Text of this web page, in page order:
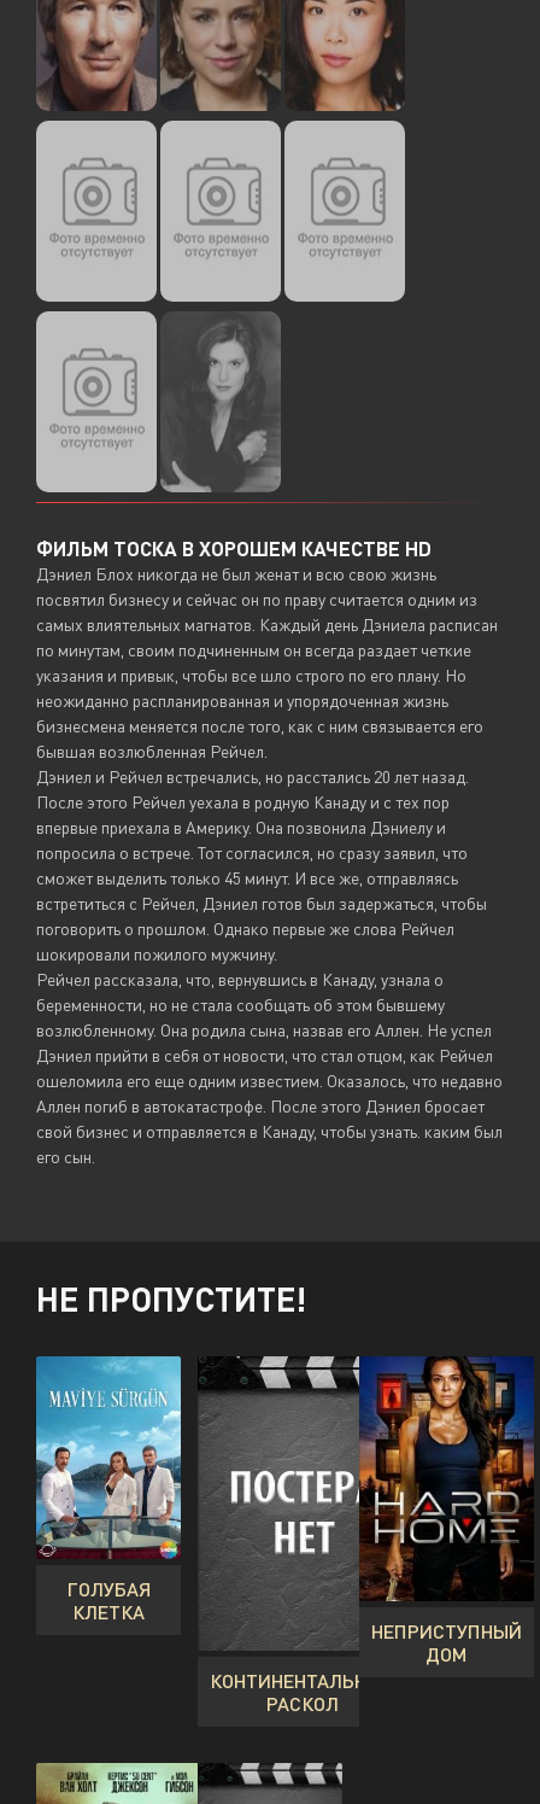
ФИЛЬМ ТОСКА В ХОРОШЕМ КАЧЕСТВЕ HD
Дэниел Блох никогда не был женат и всю свою жизнь
посвятил бизнесу и сейчас он по праву считается одним из
самых влиятельных магнатов. Каждый день Дэниела расписан
по минутам, своим подчиненным он всегда раздает четкие
указания и привык, чтобы все шло строго по его плану. Но
неожиданно распланированная и упорядоченная жизнь
бизнесмена меняется после того, как с ним связывается его
бывшая возлюбленная Рейчел.
Дэниел и Рейчел встречались, но расстались 20 лет назад.
После этого Рейчел уехала в родную Канаду и с тех пор
впервые приехала в Америку. Она позвонила Дэниелу и
попросила о встрече. Тот согласился, но сразу заявил, что
сможет выделить только 45 минут. И все же, отправляясь
встретиться с Рейчел, Дэниел готов был задержаться, чтобы
поговорить о прошлом. Однако первые же слова Рейчел
шокировали пожилого мужчину.
Рейчел рассказала, что, вернувшись в Канаду, узнала о
беременности, но не стала сообщать об этом бывшему
возлюбленному. Она родила сына, назвав его Аллен. Не успел
Дэниел прийти в себя от новости, что стал отцом, как Рейчел
ошеломила его еще одним известием. Оказалось, что недавно
Аллен погиб в автокатастрофе. После этого Дэниел бросает
свой бизнес и отправляется в Канаду, чтобы узнать. каким был
его сын.
НЕ ПРОПУСТИТЕ!
ГОЛУБАЯ
КЛЕТКА
КОНТИНЕНТАЛЬНЫЙ
РАСКОЛ
НЕПРИСТУПНЫЙ
ДОМ